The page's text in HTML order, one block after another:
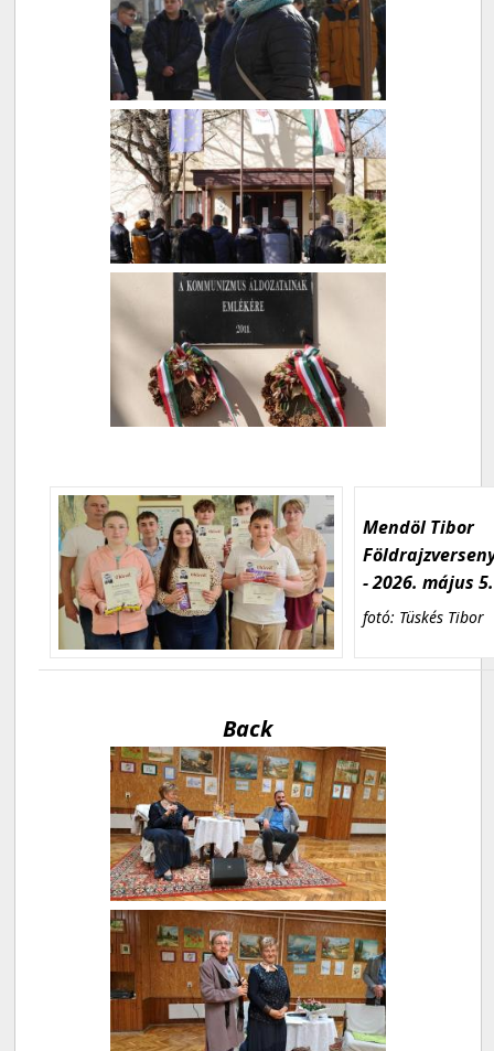
Mendöl Tibor
- 2026. május 5.
fotó: Tüskés Tibor
Back